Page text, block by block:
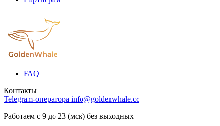
FAQ
Контакты
Telegram-оператора info@goldenwhale.cc
Работаем с 9 до 23 (мск) без выходных